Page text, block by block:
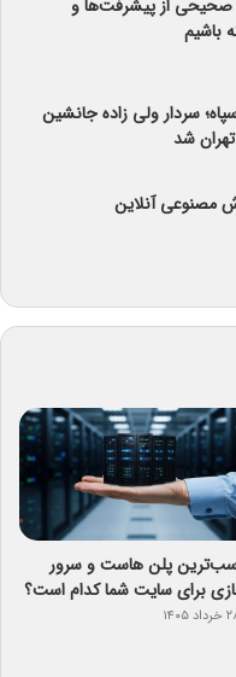
صحیحی از پیشرفت‌ها و
باشیم
سردار ولی زاده جانشین
شد
مصنوعی آنلاین
پلن هاست و سرور
برای سایت شما کدام است؟
۱۴۰۵